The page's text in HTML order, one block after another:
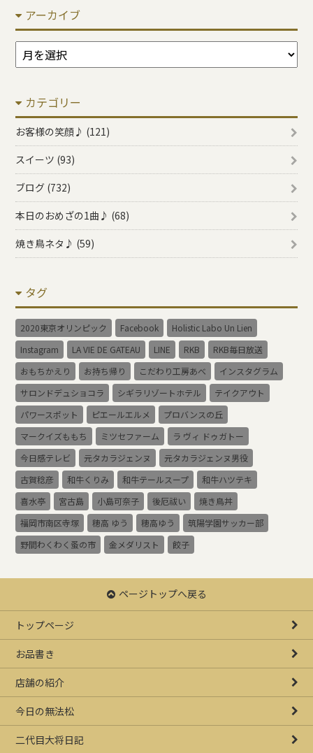
アーカイブ
ア
ー
イ
ブ
カテゴリー
お客様の笑顔♪ (121)
スイーツ (93)
ブログ (732)
本日のおめざの1曲♪ (68)
焼き鳥ネタ♪ (59)
タグ
2020東京オリンピック Facebook
Holistic Labo Un Lien
Instagram
LA VIE DE GATEAU LINE RKB
RKB毎日放送
おもちかえり
お持ち帰り こだわり工房あべ
インスタグラム
サロンドデュショコラ
シギラリゾートホテル
テイクアウト
パワースポット
ピエールエルメ
プロバンスの丘
マークイズももち
ミツセファーム
ラ ヴィ ドゥガトー
今日感テレビ
元タカラジェンヌ
元タカラジェンヌ男役
古賀稔彦
和牛くりみ 和牛テールスープ
和牛ハツテキ
喜水亭
宮古島 小島可奈子 後厄祓い
焼き鳥丼
福岡市南区寺塚
穂高 ゆう 穂高ゆう
筑陽学園サッカー部
野間わくわく蚤の市
金メダリスト 餃子
ページトップへ戻る
トップページ
お品書き
店舗の紹介
今日の無法松
二代目大将日記